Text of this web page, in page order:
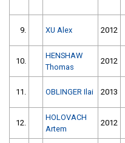
9. XU Alex 2012
10.
HENSHAW
Thomas
2012
11. OBLINGER Ilai 2013
12.
HOLOVACH
Artem
2012